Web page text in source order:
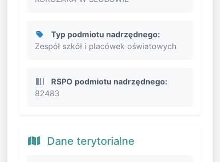
Typ podmiotu nadrzędnego:
Zespół szkół i placówek oświatowych
RSPO podmiotu nadrzędnego:
82483
Dane terytorialne